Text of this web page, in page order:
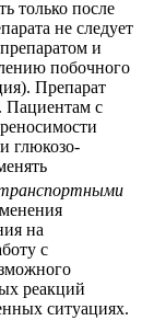
только после
не следует
и
побочного
Препарат
Пациентам с
глюкозо-
транспортными
на
с
реакций
ситуациях.